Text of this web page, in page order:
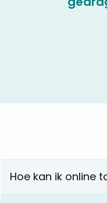
Hoe kan ik online